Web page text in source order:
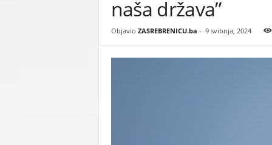
E
B
R
naša država”
Objavio ZASREBRENICU.ba - 9 svibnja, 2024